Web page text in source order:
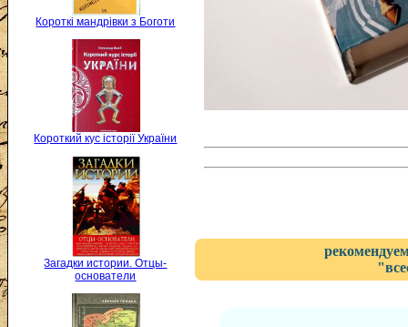
Короткі мандрівки з Боготи
Короткий кус історії України
Загадки истории. Отцы-
основатели